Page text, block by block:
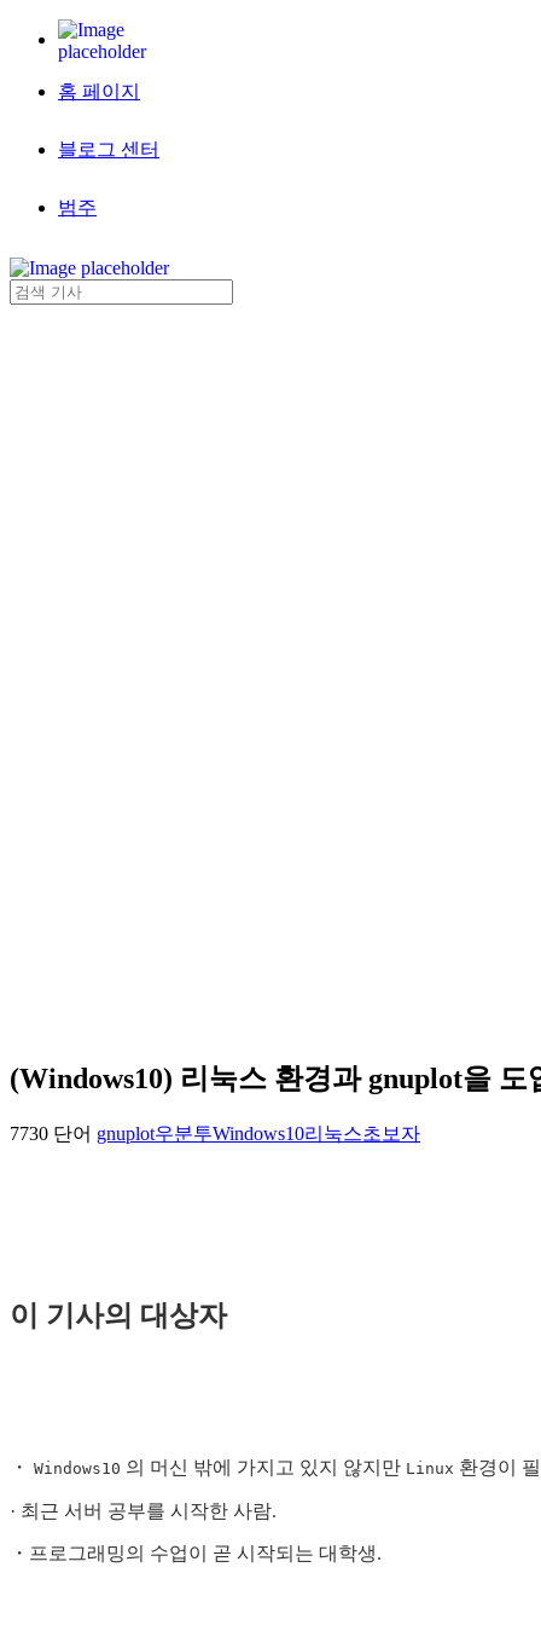
홈 페이지
블로그 센터
범주
(Windows10) 리눅스 환경과 gnuplot을 도
7730 단어 gnuplot우분투Windows10리눅스초보자
이 기사의 대상자
・ Windows10 의 머신 밖에 가지고 있지 않지만 Linux 환경이
· 최근 서버 공부를 시작한 사람.
・프로그래밍의 수업이 곧 시작되는 대학생.